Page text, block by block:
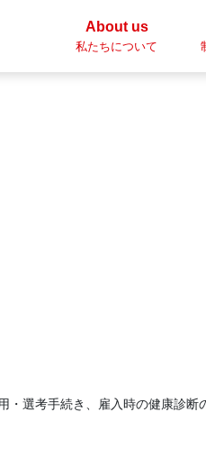
About us
私たちについて
選考手続き、雇入時の健康診